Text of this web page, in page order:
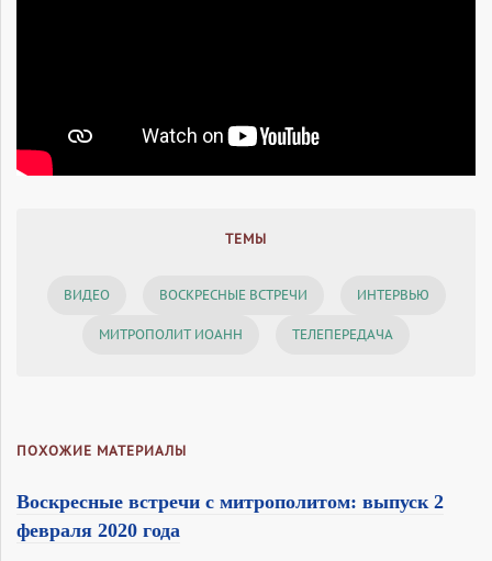
ТЕМЫ
ВИДЕО ВОСКРЕСНЫЕ ВСТРЕЧИ ИНТЕРВЬЮ
МИТРОПОЛИТ ИОАНН ТЕЛЕПЕРЕДАЧА
ПОХОЖИЕ МАТЕРИАЛЫ
Воскресные встречи с митрополитом: выпуск 2
февраля 2020 года